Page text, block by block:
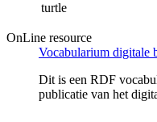
turtle
OnLine resource
Vocabularium digitale
Dit is een RDF
publicatie van het